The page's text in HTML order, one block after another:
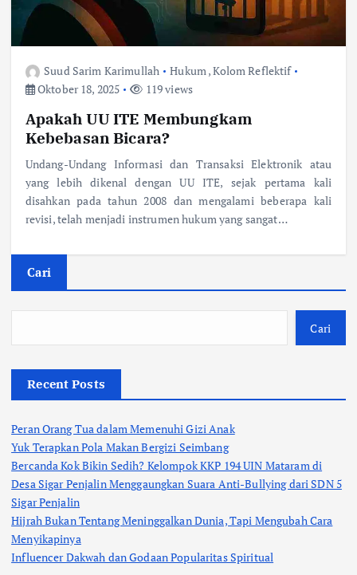
Suud Sarim Karimullah Hukum,Kolom Reflektif
Oktober 18, 2025
119 views
Apakah UU ITE Membungkam
Kebebasan Bicara?
Undang-Undang Informasi dan Transaksi Elektronik atau
yang lebih dikenal dengan UU ITE, sejak pertama kali
disahkan pada tahun 2008 dan mengalami beberapa kali
revisi, telah menjadi instrumen hukum yang sangat…
Cari
Cari
Recent Posts
Peran Orang Tua dalam Memenuhi Gizi Anak
Yuk Terapkan Pola Makan Bergizi Seimbang
Bercanda Kok Bikin Sedih? Kelompok KKP 194 UIN Mataram di
Desa Sigar Penjalin Menggaungkan Suara Anti-Bullying dari SDN 5
Sigar Penjalin
Hijrah Bukan Tentang Meninggalkan Dunia, Tapi Mengubah Cara
Menyikapinya
Influencer Dakwah dan Godaan Popularitas Spiritual